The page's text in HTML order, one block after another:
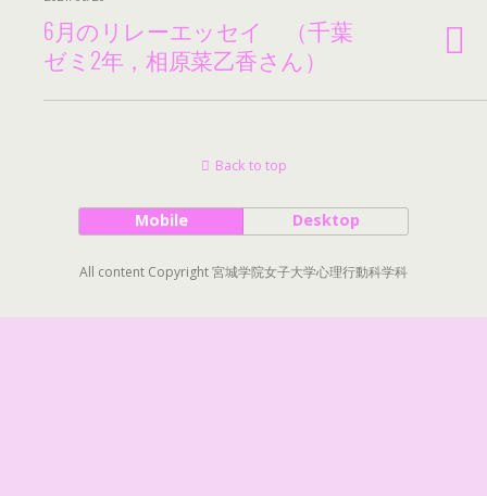
6月のリレーエッセイ （千葉
ゼミ2年，相原菜乙香さん）
Back to top
Mobile Desktop
All content Copyright 宮城学院女子大学心理行動科学科